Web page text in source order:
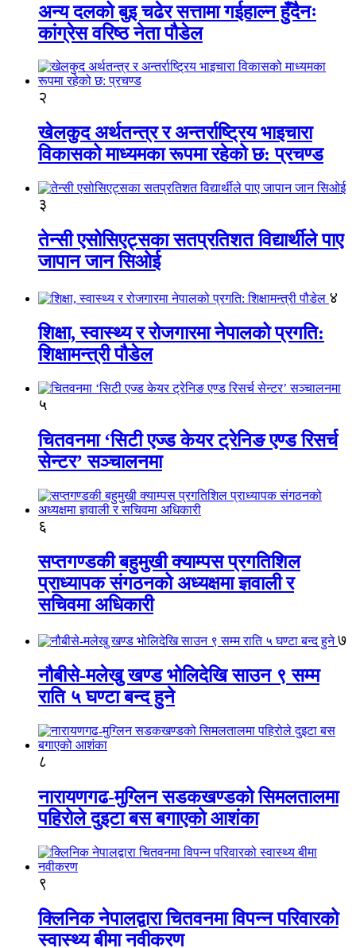
अन्य दलको बुइ चढेर सत्तामा गईहाल्न हुँदैनः
कांग्रेस वरिष्ठ नेता पौडेल
२
खेलकुद अर्थतन्त्र र अन्तर्राष्ट्रिय भाइचारा
विकासको माध्यमका रूपमा रहेको छ: प्रचण्ड
३
तेन्सी एसोसिएट्सका सतप्रतिशत विद्यार्थीले पाए
जापान जान सिओई
४
शिक्षा, स्वास्थ्य र रोजगारमा नेपालको प्रगति:
शिक्षामन्त्री पौडेल
५
चितवनमा ‘सिटी एज्ड केयर ट्रेनिङ एण्ड रिसर्च
सेन्टर’ सञ्चालनमा
६
सप्तगण्डकी बहुमुखी क्याम्पस प्रगतिशिल
प्राध्यापक संगठनको अध्यक्षमा ज्ञवाली र
सचिवमा अधिकारी
७
नौबीसे-मलेखु खण्ड भोलिदेखि साउन ९ सम्म
राति ५ घण्टा बन्द हुने
८
नारायणगढ-मुग्लिन सडकखण्डको सिमलतालमा
पहिरोले दुइटा बस बगाएको आशंका
९
क्लिनिक नेपालद्वारा चितवनमा विपन्न परिवारको
स्वास्थ्य बीमा नवीकरण